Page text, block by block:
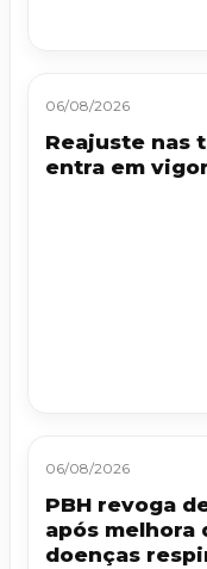
06/08/2026
Reajuste nas
entra em
06/08/2026
PBH revoga
após melhora
doenças